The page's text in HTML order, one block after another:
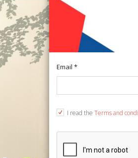
Email *
I read the Terms and